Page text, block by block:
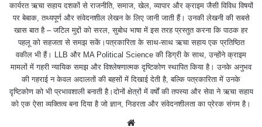
कार्यरत ऋचा सहाय दशकों से राजनीति, समाज, खेल, व्यापार और क्राइम जैसी विविध विषयों
पर बेबाक, तथ्यपूर्ण और संवेदनशील लेखन के लिए जानी जाती हैं। उनकी लेखनी की सबसे
खास बात है – जटिल मुद्दों को सरल, सुबोध भाषा में इस तरह प्रस्तुत करना कि पाठक हर
पहलू को सहजता से समझ सकें।पत्रकारिता के साथ-साथ ऋचा सहाय एक प्रतिष्ठित
वकील भी हैं। LLB और MA Political Science की डिग्री के साथ, उन्होंने क्राइम
मामलों में गहरी न्यायिक समझ और विश्लेषणात्मक दृष्टिकोण स्थापित किया है। उनके अनुभव
की गहराई न केवल अदालतों की बहसों में दिखाई देती है, बल्कि पत्रकारिता में उनके
दृष्टिकोण को भी प्रभावशाली बनाती है।दोनों क्षेत्रों में वर्षों की तपस्या और सेवा ने ऋचा सहाय
को एक ऐसा व्यक्तित्व बना दिया है जो ज्ञान, निडरता और संवेदनशीलता का प्रेरक संगम है।